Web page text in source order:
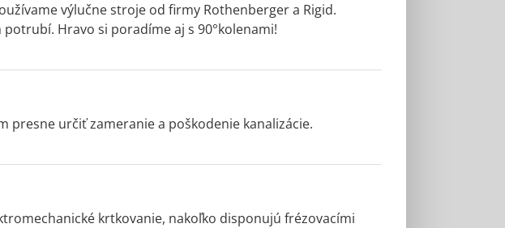
výlučne stroje od firmy Rothenberger a Rigid.
Hravo si poradíme aj s 90°kolenami!
presne určiť zameranie a poškodenie kanalizácie.
krtkovanie, nakoľko disponujú frézovacími